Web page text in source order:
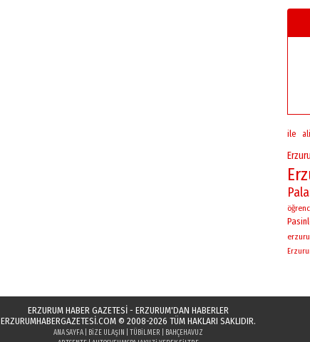
ile ali
ERZURUM HABER GAZETESİ - ERZURUM'DAN HABERLER
ERZURUMHABERGAZETESI.COM© 2008-2026 TÜM HAKLARI SAKLIDIR.
ANA SAYFA| BIZE ULAŞIN TÜBILMER
BAHÇEHAVUZ